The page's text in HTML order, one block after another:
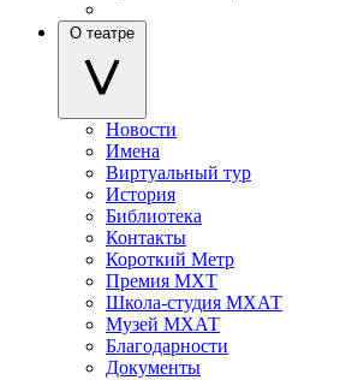
О театре
Новости
Имена
Виртуальный тур
История
Библиотека
Контакты
Короткий Метр
Премия МХТ
Школа-студия МХАТ
Музей МХАТ
Благодарности
Документы